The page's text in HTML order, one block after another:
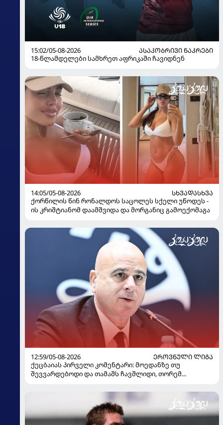
15:02/05-08-2026
ᲐᲡᲐᲙᲝᲑᲠᲘᲕᲘ ᲜᲐᲙᲠᲔᲑᲘ
18-წლამდელები სამხრეთ აფრიკაში ჩავიდნენ
14:05/05-08-2026
ᲡᲮᲕᲐᲓᲐᲡᲮᲕᲐ
ქორწილის წინ რონალდოს საცოლეს სქელი უწოდეს -
ის კრიშტიანომ დაამშვიდა და მორგანიც გამოექომაგა
12:59/05-08-2026
ᲔᲠᲝᲕᲜᲣᲚᲘ ᲚᲘᲒᲐ
ქეცბაიას პირველი კომენტარი: მოედანზე თუ
შევვარდებოდი და თამაშს ჩავშლიდი, თორემ...